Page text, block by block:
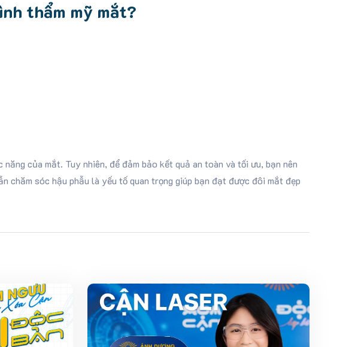
thẩm mỹ mắt?
của mắt. Tuy nhiên, để đảm bảo kết quả an toàn và tối ưu, bạn nên
chăm sóc hậu phẫu là yếu tố quan trọng giúp bạn đạt được đôi mắt đẹp